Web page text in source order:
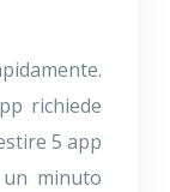
richiede
5 app
minuto